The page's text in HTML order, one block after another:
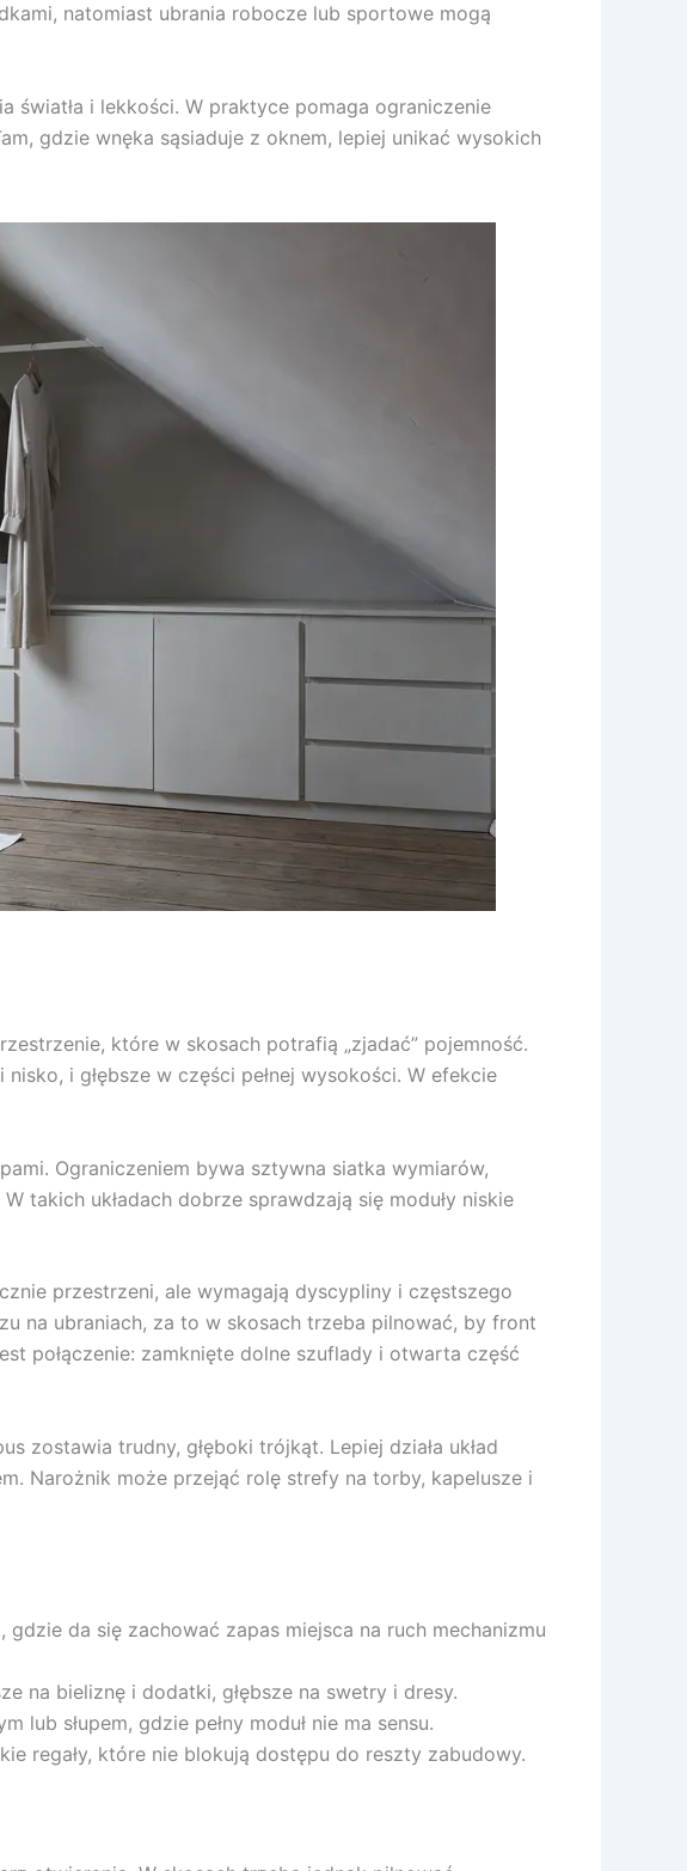
natomiast ubrania robocze lub sportowe mogą
światła i lekkości. W praktyce pomaga ograniczenie
gdzie wnęka sąsiaduje z oknem, lepiej unikać wysokich
które w skosach potrafią „zjadać” pojemność.
i głębsze w części pełnej wysokości. W efekcie
Ograniczeniem bywa sztywna siatka wymiarów,
takich układach dobrze sprawdzają się moduły niskie
przestrzeni, ale wymagają dyscypliny i częstszego
na ubraniach, za to w skosach trzeba pilnować, by front
połączenie: zamknięte dolne szuflady i otwarta część
zostawia trudny, głęboki trójkąt. Lepiej działa układ
Narożnik może przejąć rolę strefy na torby, kapelusze i
da się zachować zapas miejsca na ruch mechanizmu
na bieliznę i dodatki, głębsze na swetry i dresy.
słupem, gdzie pełny moduł nie ma sensu.
regały, które nie blokują dostępu do reszty zabudowy.